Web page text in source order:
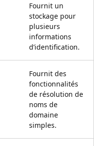
Fournit un
stockage pour
plusieurs
informations
d’identification.
Fournit des
fonctionnalités
de résolution de
noms de
domaine
simples.